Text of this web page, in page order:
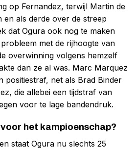
op Fernandez, terwijl Martin de
en als derde over de streep
dat Ogura ook nog te maken
met de rijhoogte van
overwinning volgens hemzelf
dan ze al was. Marc Marquez
positiestraf, net als Brad Binder
die allebei een tijdstraf van
voor te lage bandendruk.
het kampioenschap?
staat Ogura nu slechts 25